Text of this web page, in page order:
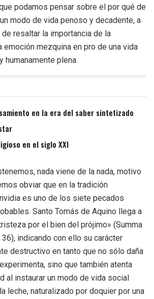
podamos pensar sobre el por qué de
modo de vida penoso y decadente, a
resaltar la importancia de la
emoción mezquina en pro de una vida
humanamente plena.
en la era del saber sintetizado
en el siglo XXI
nada viene de la nada, motivo
obviar que en la tradición
es uno de los siete pecados
Santo Tomás de Aquino llega a
por el bien del prójimo» (Summa
indicando con ello su carácter
destructivo en tanto que no sólo daña
sino que también atenta
al instaurar un modo de vida social
leche, naturalizado por doquier por una